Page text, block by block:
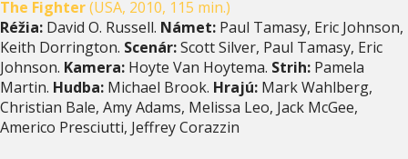
The Fighter(USA, 2010, 115 min.)
Réžia: David O. Russell. Námet: Paul Tamasy, Eric Johnson,
Keith Dorrington. Scenár:Scott Silver, Paul Tamasy, Eric
Johnson. Kamera: Hoyte Van Hoytema. Strih: Pamela
Martin. Hudba: Michael Brook. Hrajú: Mark Wahlberg,
Christian Bale, Amy Adams, Melissa Leo, Jack McGee,
Americo Presciutti, Jeffrey Corazzin